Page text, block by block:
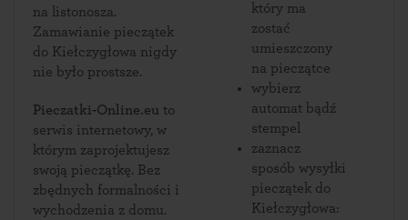
na listonosza.
Zamawianie pieczątek
do Kiełczygłowa nigdy
nie było prostsze.
Pieczatki-Online.eu
serwis internetowy, w
którym zaprojektujesz
swoją pieczątkę. Bez
zbędnych formalności i
wychodzenia z domu.
który ma
zostać
umieszczony
na pieczątce
wybierz
automat bądź
stempel
zaznacz
sposób wysyłki
pieczątek do
Kiełczygłowa: